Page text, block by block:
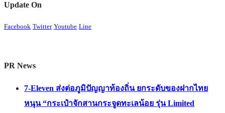
Update On
Facebook Twitter Youtube Line
PR News
7-Eleven ส่งต่อภูมิปัญญาท้องถิ่น ยกระดับของฝากไทย
หนุน “กระเป๋าจักสานกระจูดทะเลน้อย รุ่น Limited